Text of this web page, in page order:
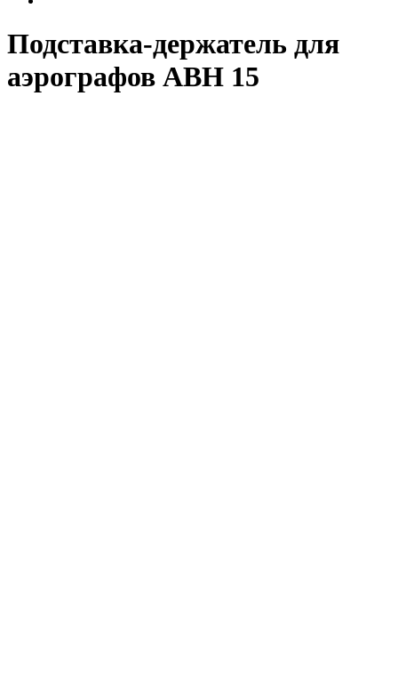
Подставка-держатель для
аэрографов ABH 15